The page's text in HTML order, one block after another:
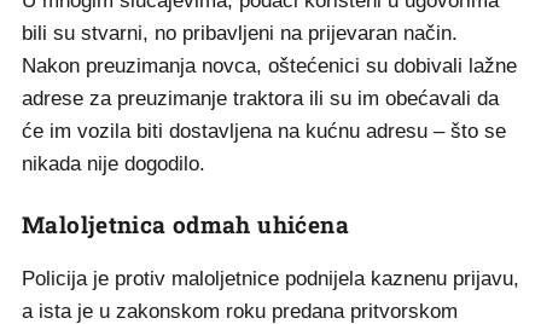
bili su stvarni, no pribavljeni na prijevaran način.
Nakon preuzimanja novca, oštećenici su dobivali lažne
adrese za preuzimanje traktora ili su im obećavali da
će im vozila biti dostavljena na kućnu adresu – što se
nikada nije dogodilo.
Maloljetnica odmah uhićena
Policija je protiv maloljetnice podnijela kaznenu prijavu,
a ista je u zakonskom roku predana pritvorskom